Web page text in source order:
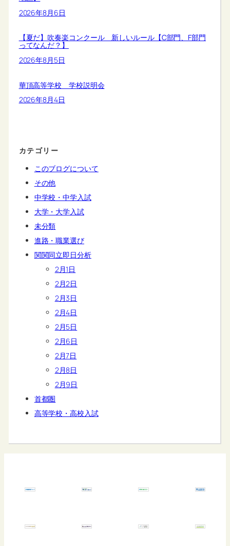
2026年8月6日
【夏だ】吹奏楽コンクール 新しいルール【C部門、F部門
ってなんだ？】
2026年8月5日
華頂高等学校 学校説明会
2026年8月4日
カテゴリー
このブログについて
その他
中学校・中学入試
大学・大学入試
未分類
進路・職業選び
関関同立即日分析
2月1日
2月2日
2月3日
2月4日
2月5日
2月6日
2月7日
2月8日
2月9日
首都圏
高等学校・高校入試